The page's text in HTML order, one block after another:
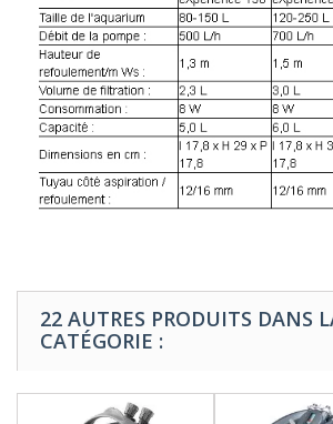
22 AUTRES PRODUITS DANS
CATÉGORIE :